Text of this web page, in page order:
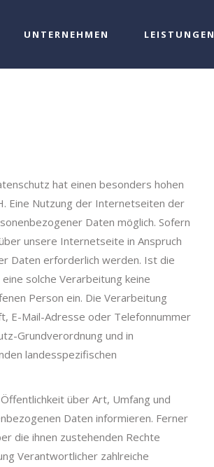
UNTERNEHMEN LEISTUNGEN
hat einen besonders hohen
Eine Nutzung der Internetseiten der
Daten möglich. Sofern
unsere Internetseite in Anspruch
Daten erforderlich werden. Ist die
solche Verarbeitung keine
Person ein. Die Verarbeitung
E-Mail-Adresse oder Telefonnummer
Grundverordnung und in
landesspezifischen
über Art, Umfang und
Daten informieren. Ferner
die ihnen zustehenden Rechte
Verantwortlicher zahlreiche